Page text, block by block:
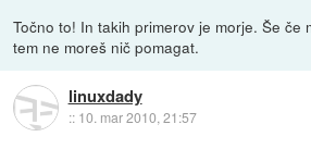
Točno to! In takih primerov je morje. Še če
tem ne moreš nič pomagat.
linuxdady
:: 10. mar 2010, 21:57